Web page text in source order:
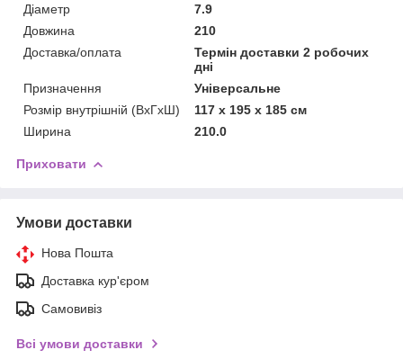
Діаметр
7.9
Довжина
210
Доставка/оплата
Термін доставки 2 робочих
дні
Призначення
Універсальне
Розмір внутрішній (ВхГхШ)
117 х 195 х 185 см
Ширина
210.0
Приховати
Умови доставки
Нова Пошта
Доставка кур'єром
Самовивіз
Всі умови доставки